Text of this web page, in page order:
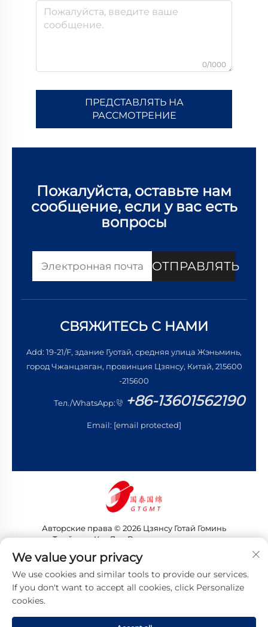
0/1000
ПРЕДСТАВЛЯТЬ НА
РАССМОТРЕНИЕ
Пожалуйста, оставьте нам
сообщение, если у вас есть
вопросы
ОТПРАВЛЯТЬ
СВЯЖИТЕСЬ С НАМИ
Add: 19-21/F, здание Гуотай, средняя улица Жэньминь,
город Чжанцзяган, провинция Цзянсу, Китай, 215600
-215600
Тел./WhatsApp: +86-13601562190
Email: [email protected]
Авторские права © 2026 Цзянсу Готай Гоминь
Трейдинг Ко., Лтд. Все права защищены
Политика конфиденциальности
We value your privacy
We use cookies and similar tools to provide our services.
If you don't want to accept all cookies, click Personalize
cookies.